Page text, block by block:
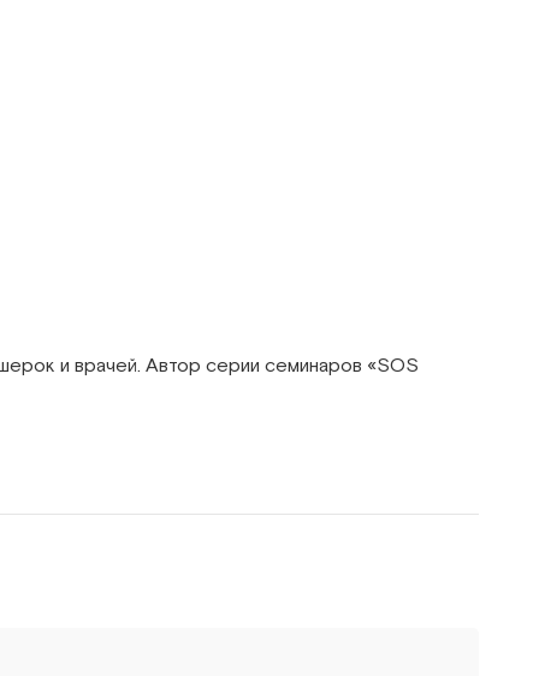
и врачей. Автор серии семинаров «SOS